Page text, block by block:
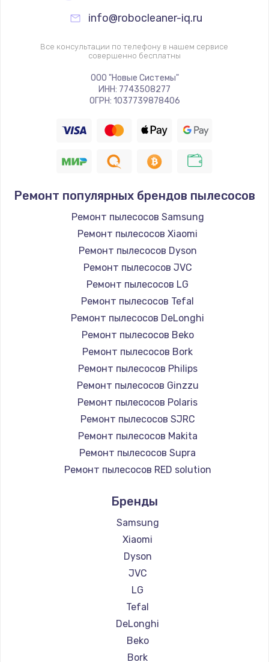
info@robocleaner-iq.ru
Все консультации по телефону в нашем сервисе
совершенно бесплатны
ООО "Новые Системы"
ИНН: 7743508277
ОГРН: 1037739878406
Ремонт популярных брендов пылесосов
Ремонт пылесосов Samsung
Ремонт пылесосов Xiaomi
Ремонт пылесосов Dyson
Ремонт пылесосов JVC
Ремонт пылесосов LG
Ремонт пылесосов Tefal
Ремонт пылесосов DeLonghi
Ремонт пылесосов Beko
Ремонт пылесосов Bork
Ремонт пылесосов Philips
Ремонт пылесосов Ginzzu
Ремонт пылесосов Polaris
Ремонт пылесосов SJRC
Ремонт пылесосов Makita
Ремонт пылесосов Supra
Ремонт пылесосов RED solution
Ремонт пылесосов Miele
Ремонт пылесосов lydsto
Ремонт пылесосов Atvel
Ремонт пылесосов Tineco
Ремонт пылесосов Tuvio
Ремонт пылесосов Clever clean
Ремонт пылесосов DEXP
Ремонт пылесосов Haier
Ремонт пылесосов Pioneer
Ремонт пылесосов Electrolux
Бренды
Samsung
Xiaomi
Dyson
JVC
LG
Tefal
DeLonghi
Beko
Bork